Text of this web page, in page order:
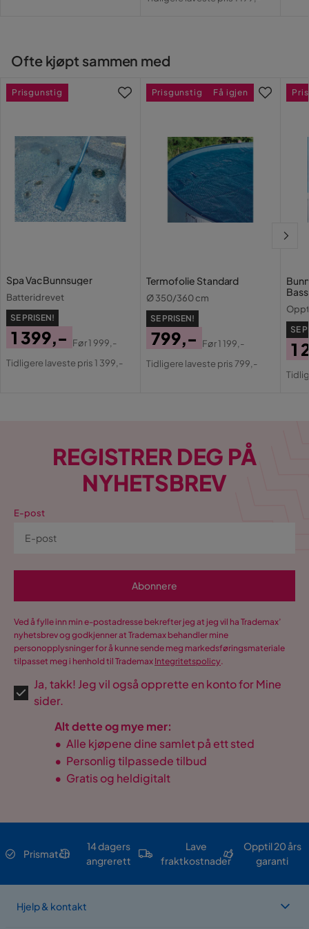
Ofte kjøpt sammen med
Spa Vac Bunnsuger
Batteridrevet
SE PRISEN!
Pris
1 399,-
Original
Før1 999,-
Tidligere laveste pris 1 399,-
Prisgunstig
Termofolie Standard
Ø 350/360 cm
SE PRISEN!
Pris
799,-
Original
Før1 199,-
Tidligere laveste pris 799,-
Prisgunstig Få igjen
SE
1
REGISTRER DEG PÅ
NYHETSBREV
E-post
Abonnere
Ved å fylle inn min e-postadresse bekrefter jeg at jeg vil ha Trademax’
nyhetsbrev og godkjenner at Trademax behandler mine
personopplysninger for å kunne sende meg markedsføringsmateriale
tilpasset meg i henhold til Trademax Integritetspolicy.
Ja, takk! Jeg vil også opprette en konto for Mine
sider.
Alt dette og mye mer:
• Alle kjøpene dine samlet på ett sted
• Personlig tilpassede tilbud
• Gratis og heldigitalt
Prismatch
14 dagers
angrerett
Lave
fraktkostnader
Opptil 20 års
garanti
Hjelp & kontakt